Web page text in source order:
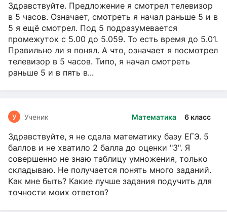
Здравствуйте. Предложение я смотрел телевизор
в 5 часов. Означает, смотреть я начал раньше 5 и в
5 я ещё смотрел. Под 5 подразумевается
промежуток с 5.00 до 5.059. То есть время до 5.01.
Правильно ли я понял. А что, означает я посмотрел
телевизор в 5 часов. Типо, я начал смотреть
раньше 5 и в пять в...
Математика 6 класс
У Ученик
Здравствуйте, я не сдала математику базу ЕГЭ. 5
баллов и не хватило 2 балла до оценки "3". Я
совершенно не знаю таблицу умножения, только
складываю. Не получается понять много заданий.
Как мне быть? Какие лучше задания подучить для
точности моих ответов?